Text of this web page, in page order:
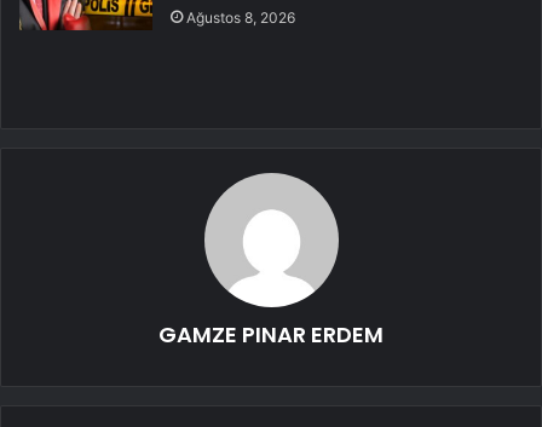
Ağustos 8, 2026
GAMZE PINAR ERDEM